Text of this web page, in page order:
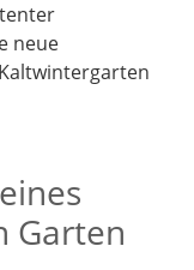
neue
Garten